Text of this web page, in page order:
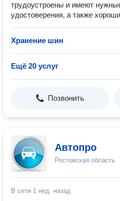
трудоустроены и имеют
удостоверения, а также
Хранение шин
Ещё 20 услуг
Позвонить
Автопро
Ростовская область
В сети 1 нед. назад